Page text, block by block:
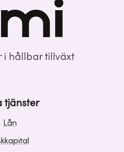
i hållbar tillväxt
tjänster
Lån